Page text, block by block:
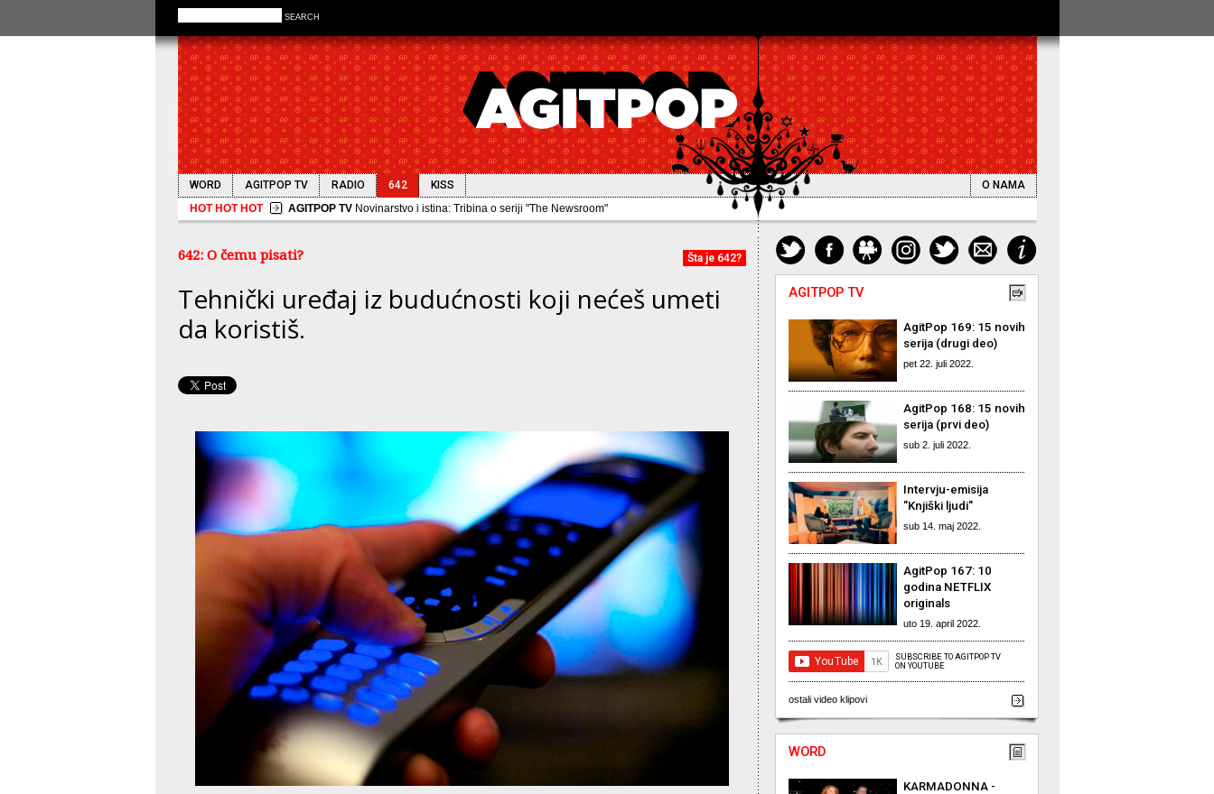
SEARCH
WORD AGITPOP TV RADIO 642 KISS
O NAMA
HOT HOT HOT
AGITPOP TVNovinarstvo i istina: Tribina o seriji "The Newsroom"
642: O čemu pisati? Šta je 642?
Tehnički uređaj iz budućnosti koji nećeš umeti
da koristiš.
AGITPOP TV
AgitPop 169: 15 novih
serija (drugi deo)
pet 22. juli 2022.
AgitPop 168: 15 novih
serija (prvi deo)
sub 2. juli 2022.
Intervju-emisija
"Knjiški ljudi"
sub 14. maj 2022.
AgitPop 167: 10
godina NETFLIX
originals
uto 19. april 2022.
SUBSCRIBE TO AGITPOP TV
ON YOUTUBE
ostali video klipovi
WORD
KARMADONNA -